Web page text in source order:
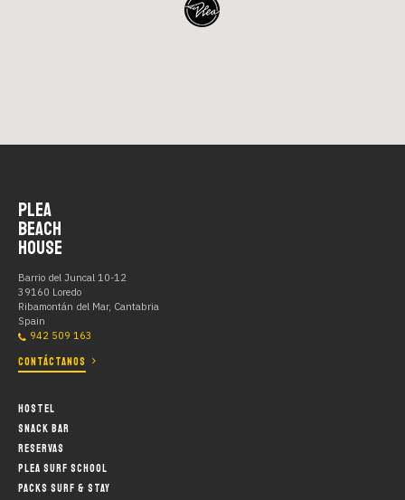
PLEA
BEACH
HOUSE
Barrio del Juncal 10-12
39160 Loredo
Ribamontán del Mar, Cantabria
Spain
942 509 163
CONTÁCTANOS
HOSTEL
SNACK BAR
RESERVAS
PLEA SURF SCHOOL
PACKS SURF & STAY